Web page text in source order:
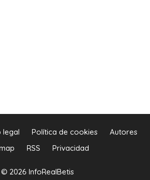
legal Política de cookies
Autores
RSS Privacidad
© 2026 InfoRealBetis